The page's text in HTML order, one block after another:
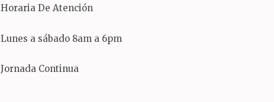
Horaria De Atención
Lunes a sábado 8am a 6pm
Jornada Continua